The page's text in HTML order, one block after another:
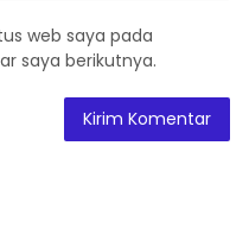
web saya pada
saya berikutnya.